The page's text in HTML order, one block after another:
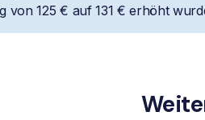
von 125 € auf 131 € erhöht